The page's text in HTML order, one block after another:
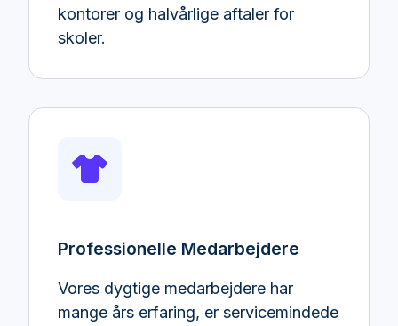
kontorer og halvårlige aftaler for
skoler.
Professionelle Medarbejdere
Vores dygtige medarbejdere har
mange års erfaring, er servicemindede